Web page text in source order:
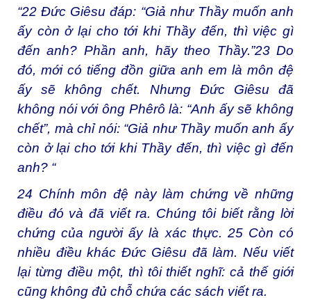
“22 Đức Giêsu đáp: “Giả như Thầy muốn anh
ấy còn ở lại cho tới khi Thầy đến, thì việc gì
đến anh? Phần anh, hãy theo Thầy.”23Do
đó, mới có tiếng đồn giữa anh em là môn đệ
ấy sẽ không chết. Nhưng Đức Giêsu đã
không nói với ông Phêrô là: “Anh ấy sẽ không
chết”, mà chỉ nói: “Giả như Thầy muốn anh ấy
còn ở lại cho tới khi Thầy đến, thì việc gì đến
anh? “
24 Chính môn đệ này làm chứng về những
điều đó và đã viết ra. Chúng tôi biết rằng lời
chứng của người ấy là xác thực. 25Còn có
nhiều điều khác Đức Giêsu đã làm. Nếu viết
lại từng điều một, thì tôi thiết nghĩ: cả thế giới
cũng không đủ chỗ chứa các sách viết ra.